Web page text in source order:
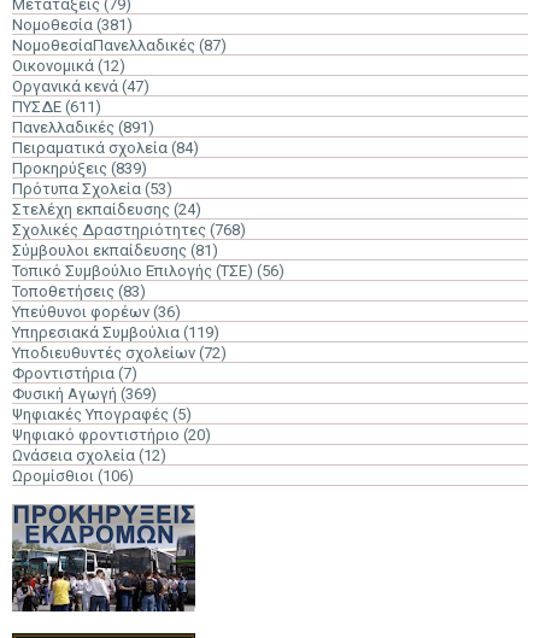
Μετατάξεις (79)
Νομοθεσία (381)
ΝομοθεσίαΠανελλαδικές (87)
Οικονομικά (12)
Οργανικά κενά (47)
ΠΥΣΔΕ (611)
Πανελλαδικές (891)
Πειραματικά σχολεία (84)
Προκηρύξεις (839)
Πρότυπα Σχολεία (53)
Στελέχη εκπαίδευσης (24)
Σχολικές Δραστηριότητες (768)
Σύμβουλοι εκπαίδευσης (81)
Τοπικό Συμβούλιο Επιλογής (ΤΣΕ) (56)
Τοποθετήσεις (83)
Υπεύθυνοι φορέων (36)
Υπηρεσιακά Συμβούλια (119)
Υποδιευθυντές σχολείων (72)
Φροντιστήρια (7)
Φυσική Αγωγή (369)
Ψηφιακές Υπογραφές (5)
Ψηφιακό φροντιστήριο (20)
Ωνάσεια σχολεία (12)
Ωρομίσθιοι (106)